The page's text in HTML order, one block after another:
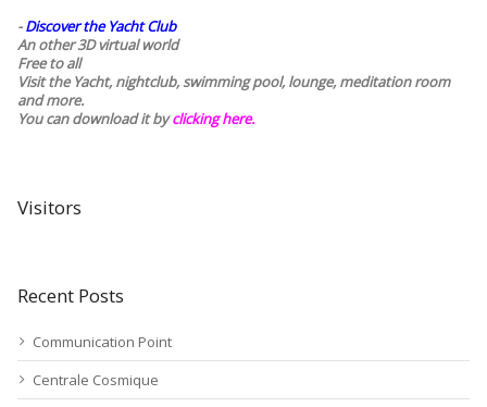
-Discover the Yacht Club
An other 3D virtual world
Free to all
Visit the Yacht, nightclub, swimming pool, lounge, meditation room
and more.
You can download it byclicking here.
Visitors
Recent Posts
Communication Point
Centrale Cosmique